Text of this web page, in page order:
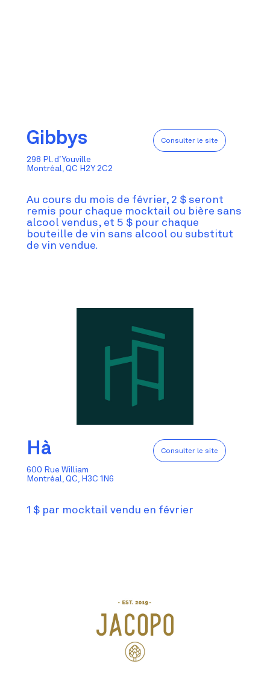
Gibbys Consulter le site
298 Pl. d’Youville
Montréal, QC H2Y 2C2
Au cours du mois de février, 2 $ seront
remis pour chaque mocktail ou bière sans
alcool vendus, et 5 $ pour chaque
bouteille de vin sans alcool ou substitut
de vin vendue.
Hà Consulter le site
600 Rue William
Montréal, QC, H3C 1N6
1 $ par mocktail vendu en février